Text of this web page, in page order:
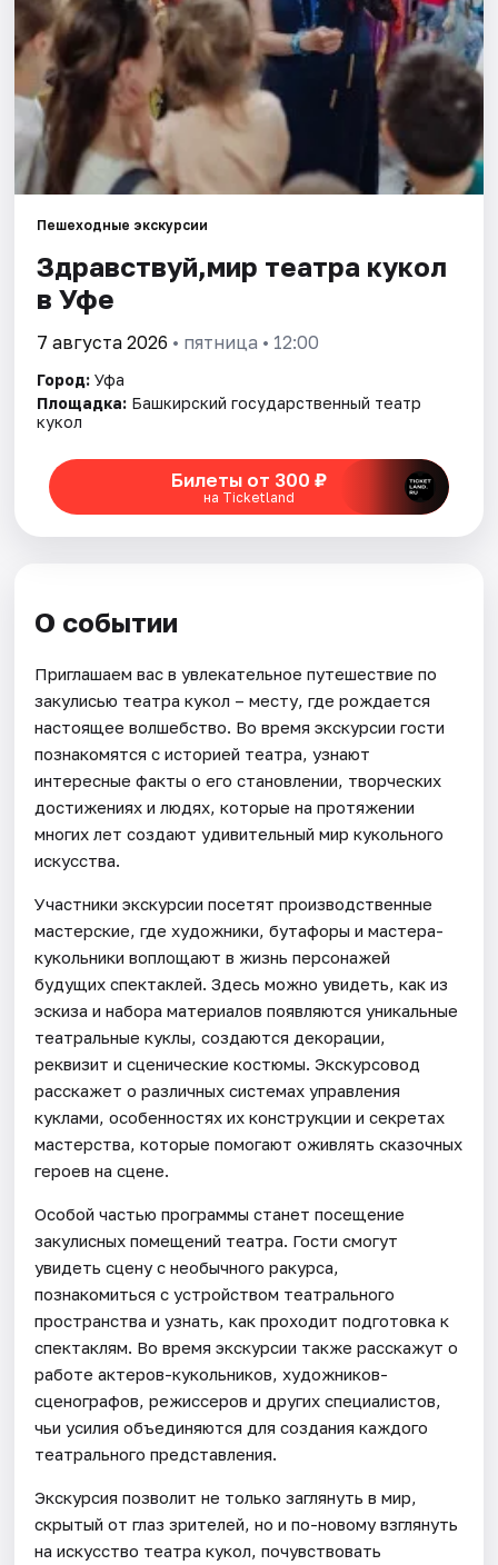
Города
Площадки
Артисты
Рейтинги
Пешеходные экскурсии
Здравствуй,мир театра кукол
в Уфе
7 августа 2026 • пятница • 12:00
Город: Уфа
Площадка: Башкирский государственный театр
кукол
Билеты от 300 ₽
на Ticketland
О событии
Приглашаем вас в увлекательное путешествие по
закулисью театра кукол – месту, где рождается
настоящее волшебство. Во время экскурсии гости
познакомятся с историей театра, узнают
интересные факты о его становлении, творческих
достижениях и людях, которые на протяжении
многих лет создают удивительный мир кукольного
искусства.
Участники экскурсии посетят производственные
мастерские, где художники, бутафоры и мастера-
кукольники воплощают в жизнь персонажей
будущих спектаклей. Здесь можно увидеть, как из
эскиза и набора материалов появляются уникальные
театральные куклы, создаются декорации,
реквизит и сценические костюмы. Экскурсовод
расскажет о различных системах управления
куклами, особенностях их конструкции и секретах
мастерства, которые помогают оживлять сказочных
героев на сцене.
Особой частью программы станет посещение
закулисных помещений театра. Гости смогут
увидеть сцену с необычного ракурса,
познакомиться с устройством театрального
пространства и узнать, как проходит подготовка к
спектаклям. Во время экскурсии также расскажут о
работе актеров-кукольников, художников-
сценографов, режиссеров и других специалистов,
чьи усилия объединяются для создания каждого
театрального представления.
Экскурсия позволит не только заглянуть в мир,
скрытый от глаз зрителей, но и по-новому взглянуть
на искусство театра кукол, почувствовать